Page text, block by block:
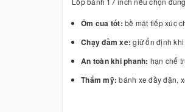
Ôm cua tốt: bề mặt tiếp xúc
Chạy đầm xe: giữ ổn định
An toàn khi phanh: hạn chế
Thẩm mỹ: bánh xe đầy đặn,